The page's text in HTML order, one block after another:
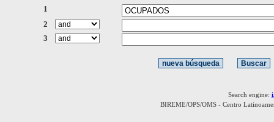
1
2
3
Search engine:
BIREME/OPS/OMS - Centro